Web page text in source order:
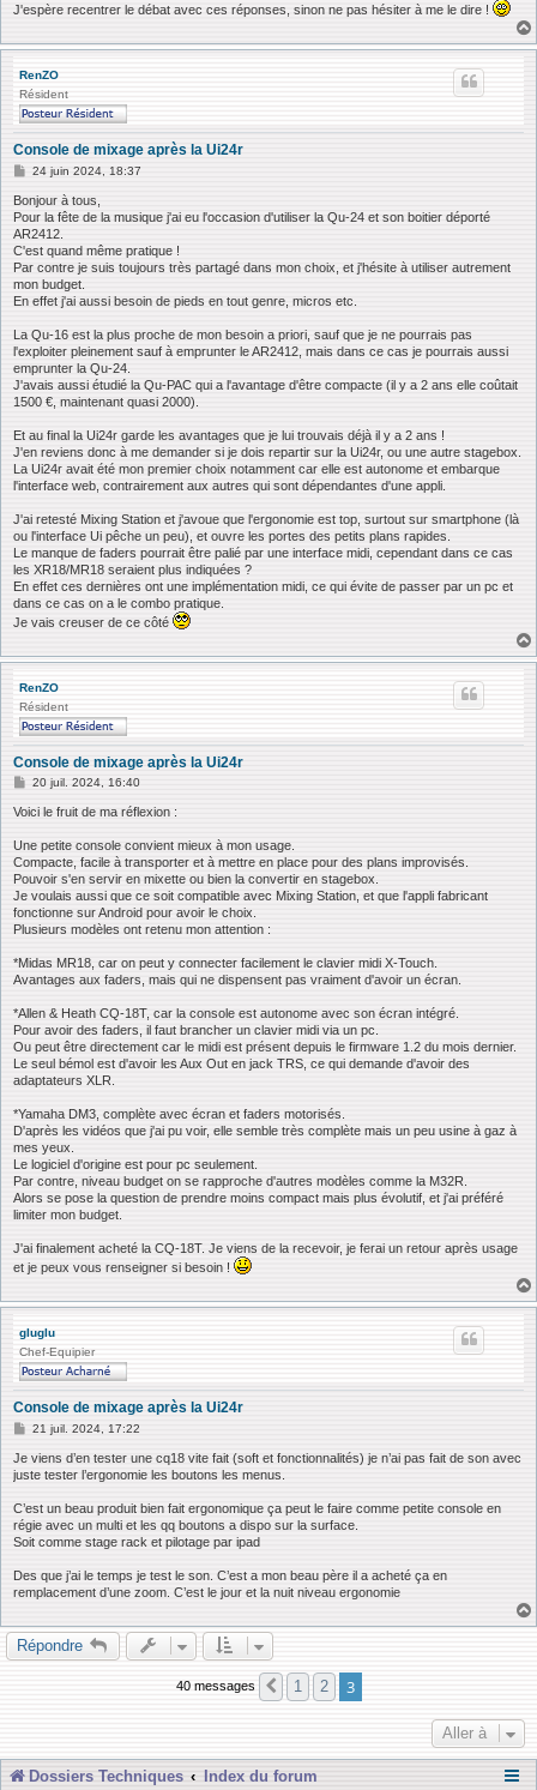
J'espère recentrer le débat avec ces réponses, sinon ne pas hésiter à me le dire !
RenZO
Résident
Console de mixage après la Ui24r
M
s
s
a
g
e
24 juin 2024, 18:37
Bonjour à tous,
Pour la fête de la musique j'ai eu l'occasion d'utiliser la Qu-24 et son boitier déporté
AR2412.
C'est quand même pratique !
Par contre je suis toujours très partagé dans mon choix, et j'hésite à utiliser autrement
mon budget.
En effet j'ai aussi besoin de pieds en tout genre, micros etc.
La Qu-16 est la plus proche de mon besoin a priori, sauf que je ne pourrais pas
l'exploiter pleinement sauf à emprunter le AR2412, mais dans ce cas je pourrais aussi
emprunter la Qu-24.
J'avais aussi étudié la Qu-PAC qui a l'avantage d'être compacte (il y a 2 ans elle coûtait
1500 €, maintenant quasi 2000).
Et au final la Ui24r garde les avantages que je lui trouvais déjà il y a 2 ans !
J'en reviens donc à me demander si je dois repartir sur la Ui24r, ou une autre stagebox.
La Ui24r avait été mon premier choix notamment car elle est autonome et embarque
l'interface web, contrairement aux autres qui sont dépendantes d'une appli.
J'ai retesté Mixing Station et j'avoue que l'ergonomie est top, surtout sur smartphone (là
ou l'interface Ui pêche un peu), et ouvre les portes des petits plans rapides.
Le manque de faders pourrait être palié par une interface midi, cependant dans ce cas
les XR18/MR18 seraient plus indiquées ?
En effet ces dernières ont une implémentation midi, ce qui évite de passer par un pc et
dans ce cas on a le combo pratique.
Je vais creuser de ce côté
RenZO
Résident
Console de mixage après la Ui24r
M
s
g
e
20 juil. 2024, 16:40
Voici le fruit de ma réflexion :
Une petite console convient mieux à mon usage.
Compacte, facile à transporter et à mettre en place pour des plans improvisés.
Pouvoir s'en servir en mixette ou bien la convertir en stagebox.
Je voulais aussi que ce soit compatible avec Mixing Station, et que l'appli fabricant
fonctionne sur Android pour avoir le choix.
Plusieurs modèles ont retenu mon attention :
*Midas MR18, car on peut y connecter facilement le clavier midi X-Touch.
Avantages aux faders, mais qui ne dispensent pas vraiment d'avoir un écran.
*Allen & Heath CQ-18T, car la console est autonome avec son écran intégré.
Pour avoir des faders, il faut brancher un clavier midi via un pc.
Ou peut être directement car le midi est présent depuis le firmware 1.2 du mois dernier.
Le seul bémol est d'avoir les Aux Out en jack TRS, ce qui demande d'avoir des
adaptateurs XLR.
*Yamaha DM3, complète avec écran et faders motorisés.
D'après les vidéos que j'ai pu voir, elle semble très complète mais un peu usine à gaz à
mes yeux.
Le logiciel d'origine est pour pc seulement.
Par contre, niveau budget on se rapproche d'autres modèles comme la M32R.
Alors se pose la question de prendre moins compact mais plus évolutif, et j'ai préféré
limiter mon budget.
J'ai finalement acheté la CQ-18T. Je viens de la recevoir, je ferai un retour après usage
et je peux vous renseigner si besoin !
gluglu
Chef-Equipier
Console de mixage après la Ui24r
M
s
s
e
21 juil. 2024, 17:22
Je viens d’en tester une cq18 vite fait (soft et fonctionnalités) je n’ai pas fait de son avec
juste tester l’ergonomie les boutons les menus.
C’est un beau produit bien fait ergonomique ça peut le faire comme petite console en
régie avec un multi et les qq boutons a dispo sur la surface.
Soit comme stage rack et pilotage par ipad
Des que j’ai le temps je test le son. C’est a mon beau père il a acheté ça en
remplacement d’une zoom. C’est le jour et la nuit niveau ergonomie
Répondre
40 messages Précédente
1 2 3
Aller à
Dossiers Techniques Index du forum